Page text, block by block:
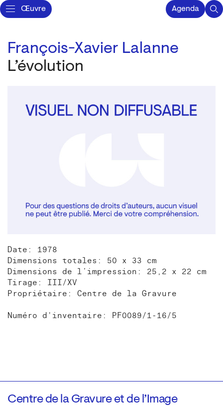
Œuvre Agenda
François-Xavier Lalanne
L’évolution
Date: 1978
Dimensions totales: 50 x 33 cm
Dimensions de l’impression: 25,2 x 22 cm
Tirage: III/XV
Propriétaire: Centre de la Gravure
Numéro d'inventaire: PF0089/1-16/5
Centre de la Gravure et de l’Image